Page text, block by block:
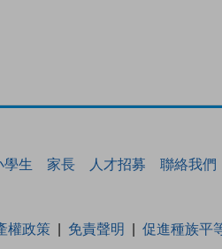
學生 家長 人才招募 聯絡我們
權政策 免責聲明 促進種族平